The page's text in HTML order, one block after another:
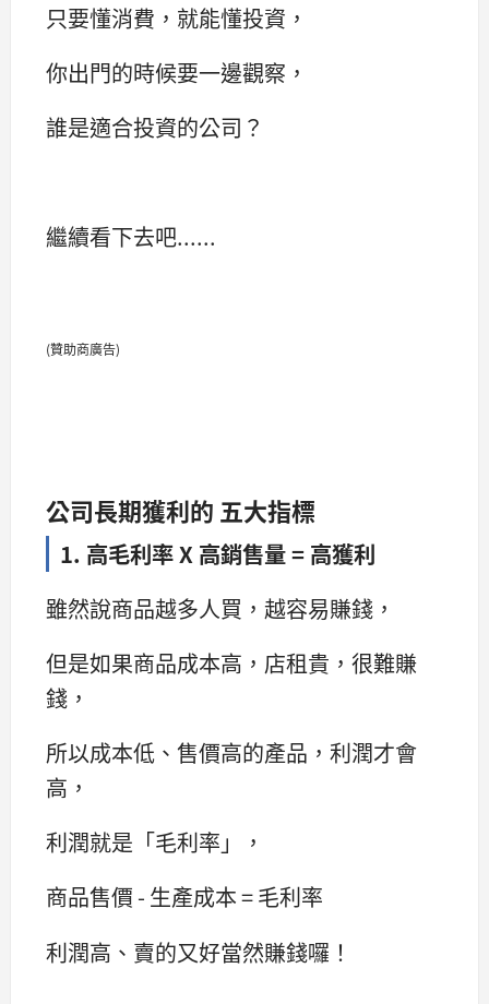
只要懂消費，就能懂投資，
你出門的時候要一邊觀察，
誰是適合投資的公司？
繼續看下去吧......
(贊助商廣告)
公司長期獲利的 五大指標
1. 高毛利率 X 高銷售量 = 高獲利
雖然說商品越多人買，越容易賺錢，
但是如果商品成本高，店租貴，很難賺
錢，
所以成本低、售價高的產品，利潤才會
高，
利潤就是「毛利率」，
商品售價 - 生產成本 = 毛利率
利潤高、賣的又好當然賺錢囉！